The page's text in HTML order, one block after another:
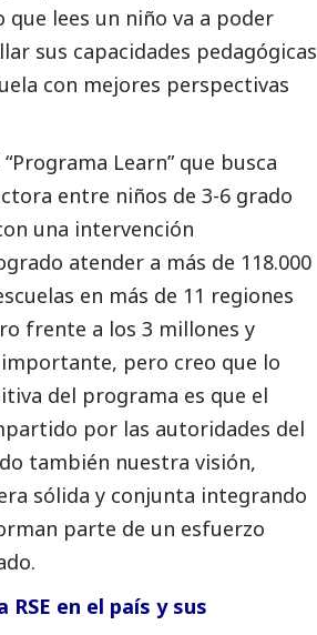
lees un niño va a poder
sus capacidades pedagógicas
con mejores perspectivas
Learn” que busca
entre niños de 3-6 grado
una intervención
atender a más de 118.000
en más de 11 regiones
frente a los 3 millones y
pero creo que lo
del programa es que el
por las autoridades del
también nuestra visión,
sólida y conjunta integrando
parte de un esfuerzo
en el país y sus